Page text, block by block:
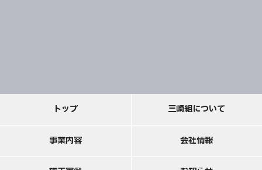
トップ 三崎組について
事業内容 会社情報